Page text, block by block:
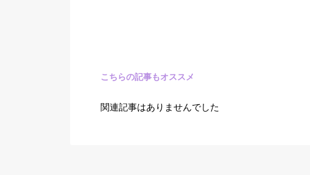
こちらの記事もオススメ
関連記事はありませんでした